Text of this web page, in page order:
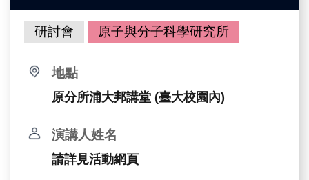
研討會 原子與分子科學研究所
地點
原分所浦大邦講堂 (臺大校園內)
演講人姓名
請詳見活動網頁